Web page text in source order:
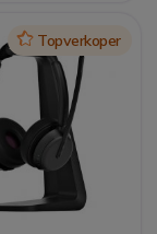
IconTopverkoper